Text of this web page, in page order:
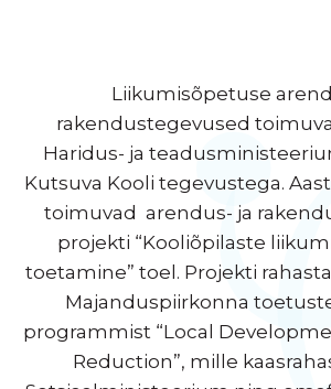
Liikumisõpetuse
rakendustegevused
Haridus- ja
Kutsuva Kooli tegevustega.
toimuvad arendus- ja
projekti “Kooliõpilaste
toetamine” toel. Projekti
Majanduspiirkonna toetuste
programmist “Local
Reduction”, mille